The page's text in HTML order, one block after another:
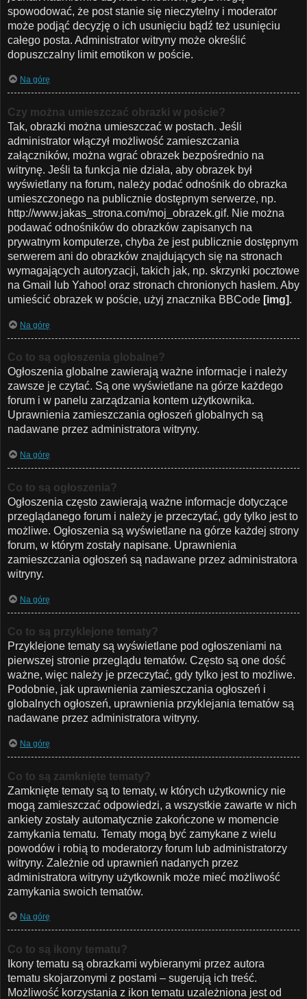
spowodować, że post stanie się nieczytelny i moderator
może podjąć decyzję o ich usunięciu bądź też usunięciu
całego posta. Administrator witryny może określić
dopuszczalny limit emotikon w poście.
Na górę
Czy można umieszczać obrazki w poście?
Tak, obrazki można umieszczać w postach. Jeśli
administrator włączył możliwość zamieszczania
załączników, można wgrać obrazek bezpośrednio na
witrynę. Jeśli ta funkcja nie działa, aby obrazek był
wyświetlany na forum, należy podać odnośnik do obrazka
umieszczonego na publicznie dostępnym serwerze, np.
http://www.jakas_strona.com/moj_obrazek.gif. Nie można
podawać odnośników do obrazków zapisanych na
prywatnym komputerze, chyba że jest publicznie dostępnym
serwerem ani do obrazków znajdujących się na stronach
wymagających autoryzacji, takich jak, np. skrzynki pocztowe
na Gmail lub Yahoo! oraz stronach chronionych hasłem. Aby
umieścić obrazek w poście, użyj znacznika BBCode [img].
Na górę
Co to są ogłoszenia globalne?
Ogłoszenia globalne zawierają ważne informacje i należy
zawsze je czytać. Są one wyświetlane na górze każdego
forum i w panelu zarządzania kontem użytkownika.
Uprawnienia zamieszczania ogłoszeń globalnych są
nadawane przez administratora witryny.
Na górę
Co to są ogłoszenia?
Ogłoszenia często zawierają ważne informacje dotyczące
przeglądanego forum i należy je przeczytać, gdy tylko jest to
możliwe. Ogłoszenia są wyświetlane na górze każdej strony
forum, w którym zostały napisane. Uprawnienia
zamieszczania ogłoszeń są nadawane przez administratora
witryny.
Na górę
Co to są przyklejone tematy?
Przyklejone tematy są wyświetlane pod ogłoszeniami na
pierwszej stronie przeglądu tematów. Często są one dość
ważne, więc należy je przeczytać, gdy tylko jest to możliwe.
Podobnie, jak uprawnienia zamieszczania ogłoszeń i
globalnych ogłoszeń, uprawnienia przyklejania tematów są
nadawane przez administratora witryny.
Na górę
Co to są zamknięte tematy?
Zamknięte tematy są to tematy, w których użytkownicy nie
mogą zamieszczać odpowiedzi, a wszystkie zawarte w nich
ankiety zostały automatycznie zakończone w momencie
zamykania tematu. Tematy mogą być zamykane z wielu
powodów i robią to moderatorzy forum lub administratorzy
witryny. Zależnie od uprawnień nadanych przez
administratora witryny użytkownik może mieć możliwość
zamykania swoich tematów.
Na górę
Co to są ikony tematu?
Ikony tematu są obrazkami wybieranymi przez autora
tematu skojarzonymi z postami – sugerują ich treść.
Możliwość korzystania z ikon tematu uzależniona jest od